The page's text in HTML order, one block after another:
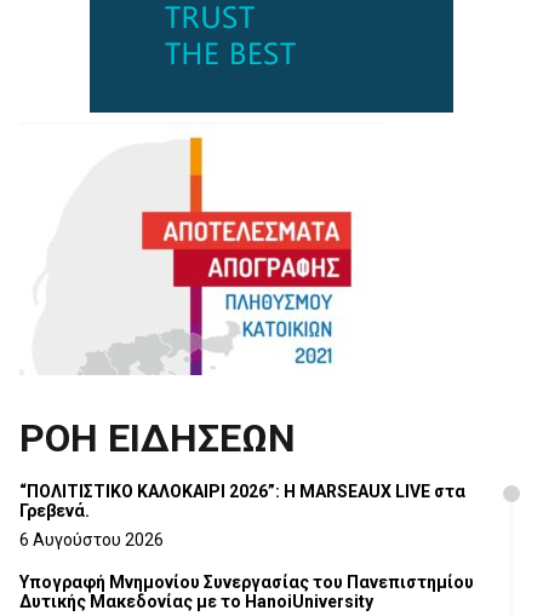
ΡΟΗ ΕΙΔΗΣΕΩΝ
“ΠΟΛΙΤΙΣΤΙΚΟ ΚΑΛΟΚΑΙΡΙ 2026”: Η MARSEAUX LIVE στα
Γρεβενά.
6 Αυγούστου 2026
Υπογραφή Μνημονίου Συνεργασίας του Πανεπιστημίου
Δυτικής Μακεδονίας με το HanoiUniversity